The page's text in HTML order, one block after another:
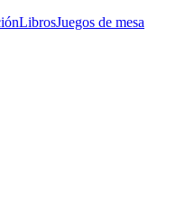
LibrosJuegos de mesa